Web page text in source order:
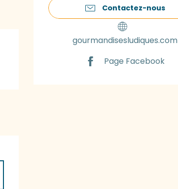
Contactez-nous
gourmandisesludiques.com
Page Facebook